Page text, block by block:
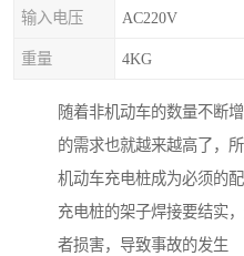
输入电压 AC220V
重量 4KG
随着非机动车的数量不断
的需求也就越来越高了，
机动车充电桩成为必须的
充电桩的架子焊接要结实
者损害，导致事故的发生